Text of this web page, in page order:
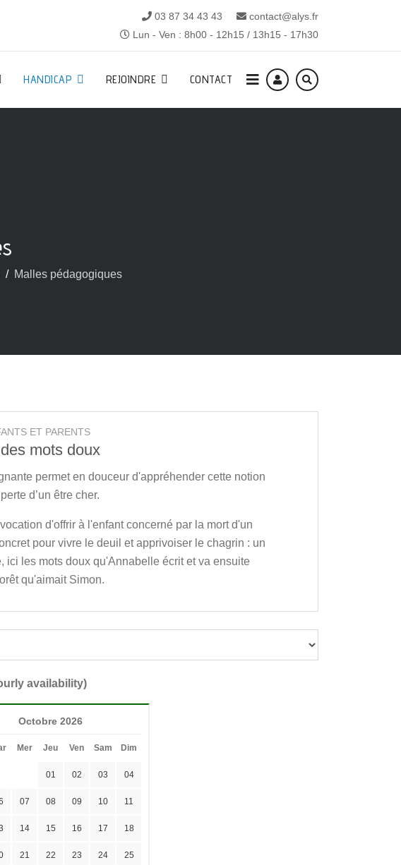
03 87 34 43 43
contact@alys.fr
Lun - Ven : 8h00 - 12h15 / 13h15 - 17h30
HANDICAP REJOINDRE CONTACT
Malles pédagogiques
ET PARENTS
mots doux
permet en douceur d'appréhender cette notion
d’un être cher.
d'offrir à l'enfant concerné par la mort d'un
pour vivre le deuil et apprivoiser le chagrin : un
ici les mots doux qu'Annabelle écrit et va ensuite
qu'aimait Simon.
availability)
Octobre 2026
Mer Jeu Ven Sam Dim
01 02 03 04
07 08 09 10 11
14 15 16 17 18
21 22 23 24 25